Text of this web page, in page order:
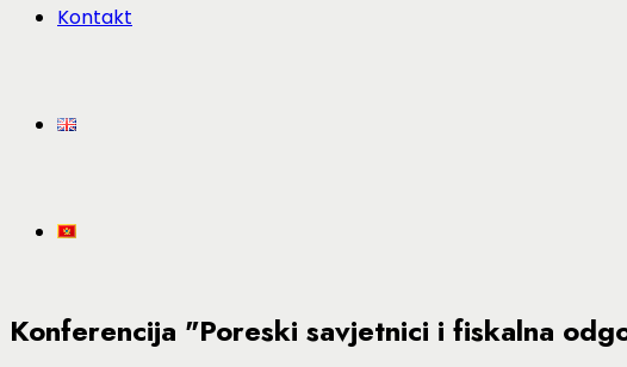
Kontakt
Konferencija "Poreski savjetnici i fiskalna